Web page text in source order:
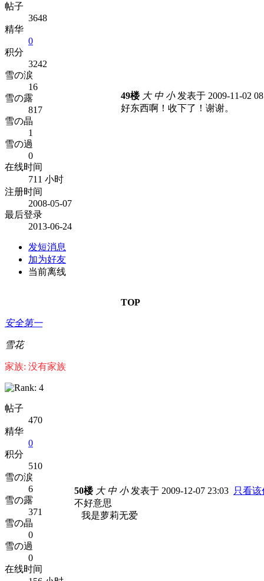
帖子
3648
精华
0
积分
3242
雪の涙
16
雪の露
817
雪の晶
1
雪の過
0
在线时间
711 小时
注册时间
2008-05-07
最后登录
2013-06-24
发短消息
加为好友
当前离线
49楼 大 中 小发表于 2009-11-02
好东西啊！收下了！谢谢。
TOP
安全第一
雪花
家族: 没有家族
帖子
470
精华
0
积分
510
雪の涙
6
雪の露
371
雪の晶
0
雪の過
0
在线时间
50楼 大 中 小发表于 2009-12-07 23:03 只看该
不好意思
我是萝莉无爱